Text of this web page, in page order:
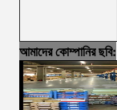
আমাদের কোম্পানির ছবি: